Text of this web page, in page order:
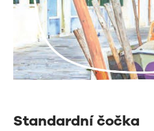
Standardní čočka